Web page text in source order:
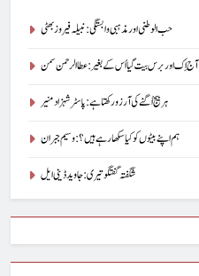
حب الوطنی اور مذہبی وابستگی : نبیلہ فیروز بھٹی
آج اِک اور برس بیت گیا اُس کے بغیر : عطاالرحمن سمن
ہر بیج اُگنے کی آرزو رکھتا ہے : پاسٹر شہزاد منیر
ہم اپنے بیٹوں کو کیا سکھا رہے ہیں؟ : وسیم جبران
شگفتہ گفتگو تیری : جاوید ڈینی ایل